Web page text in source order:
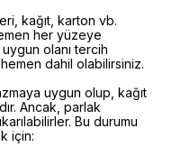
kağıt, karton vb.
her yüzeye
olanı tercih
dahil olabilirsiniz.
uygun olup, kağıt
Ancak, parlak
Bu durumu
için: